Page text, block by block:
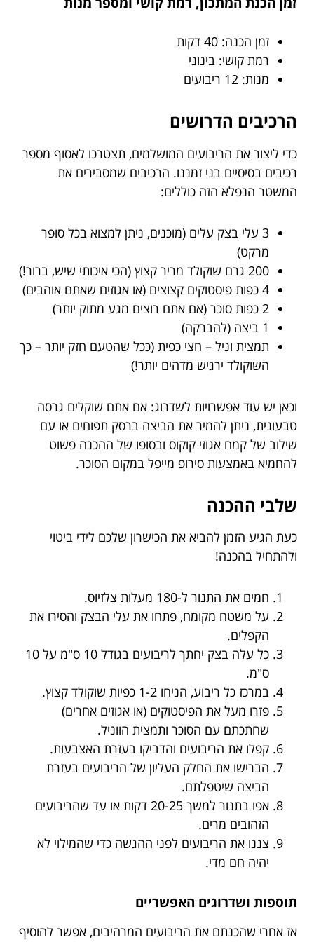
זמן הכנה: 40 דקות
רמת קושי: בינוני
מנות: 12 ריבועים
הרכיבים הדרושים
כדי ליצור את הריבועים המושלמים, תצטרכו לאסוף מספר
רכיבים בסיסיים בני זמננו. הרכיבים שמסבירים את
המשטר הנפלא הזה כוללים:
3 עלי בצק עלים (מוכנים, ניתן למצוא בכל סופר
מרקט)
200 גרם שוקולד מריר קצוץ (הכי איכותי שיש, ברור!)
4 כפות פיסטוקים קצוצים (או אגוזים שאתם אוהבים)
2 כפות סוכר (אם אתם רוצים מגע מתוק יותר)
1 ביצה (להברקה)
תמצית וניל – חצי כפית (ככל שהטעם חזק יותר – כך
השוקולד ירגיש מדהים יותר!)
וכאן יש עוד אפשרויות לשדרוג: אם אתם שוקלים גרסה
טבעונית, ניתן להמיר את הביצה ברסק תפוחים או עם
שילוב של קמח אגוזי קוקוס ובסופו של ההכנה פשוט
להחמיא באמצעות סירופ מייפל במקום הסוכר.
שלבי ההכנה
כעת הגיע הזמן להביא את הכישרון שלכם לידי ביטוי
ולהתחיל בהכנה!
חמים את התנור ל-180 מעלות צלזיוס.
על משטח מקומח, פתחו את עלי הבצק והסירו את
הקפלים.
כל עלה בצק יחתך לריבועים בגודל 10 ס"מ על 10
ס"מ.
במרכז כל ריבוע, הניחו 1-2 כפיות שוקולד קצוץ.
פזרו מעל את הפיסטוקים (או אגוזים אחרים)
שחתכתם עם הסוכר ותמצית הווניל.
קפלו את הריבועים והדביקו בעזרת האצבעות.
הברישו את החלק העליון של הריבועים בעזרת
הביצה שיטפלתם.
אפו בתנור למשך 20-25 דקות או עד שהריבועים
הזהובים מרים.
צננו את הריבועים לפני ההגשה כדי שהמילוי לא
יהיה חם מדי.
תוספות ושדרוגים האפשריים
אז אחרי שהכנתם את הריבועים המרהיבים, אפשר להוסיף